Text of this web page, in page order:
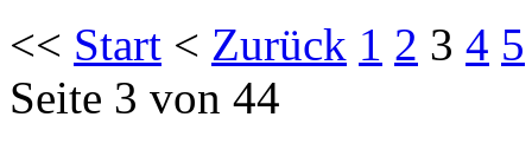
<< Start < Zurück 1 2 3 4 5
Seite 3 von 44